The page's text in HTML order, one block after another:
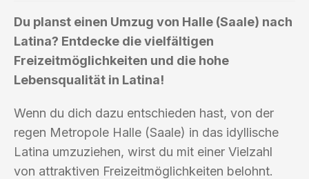
Du planst einen Umzug von Halle (Saale) nach
Latina? Entdecke die vielfältigen
Freizeitmöglichkeiten und die hohe
Lebensqualität in Latina!
Wenn du dich dazu entschieden hast, von der
regen Metropole Halle (Saale) in das idyllische
Latina umzuziehen, wirst du mit einer Vielzahl
von attraktiven Freizeitmöglichkeiten belohnt.